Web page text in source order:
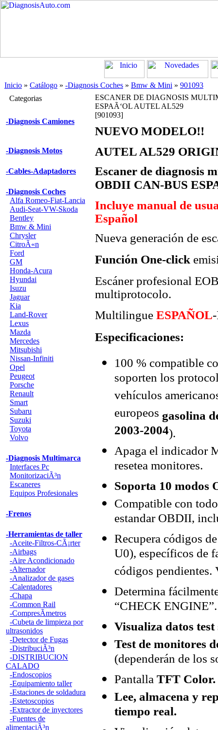
Inicio » Catálogo » -Diagnosis Coches » Bmw & Mini » 901093
Categorias
-Diagnosis Camiones
-Diagnosis Motos
-Cables-Adaptadores
-Diagnosis Coches
Alfa Romeo-Fiat-Lancia
Audi-Seat-VW-Skoda
Bentley
Bmw & Mini
Chrysler
CitroÃ«n
Ford
GM
Honda-Acura
Hyundai
Isuzu
Jaguar
Kia
Land-Rover
Lexus
Mazda
Mercedes
Mitsubishi
Nissan-Infiniti
Opel
Peugeot
Porsche
Renault
Smart
Subaru
Suzuki
Toyota
Volvo
-Diagnosis Multimarca
Interfaces Pc
MonitorizaciÃ³n
Escaneres
Equipos Profesionales
-Frenos
-Herramientas de taller
-Aceite-Filtros-CÃ¡rter
-Airbags
-Aire Acondicionado
-Alternador
-Analizador de gases
-Calentadores
-Chapa
-Common Rail
-CompresÃ­metros
-Cubeta de limpieza por
ultrasonidos
-Detector de Fugas
-DistribuciÃ³n
-DISTRIBUCION
CALADO
-Endoscopios
-Equipamiento taller
-Estaciones de soldadura
-Estetoscopios
-Extractor de inyectores
-Fuentes de
alimentaciÃ³n
ESCANER DE DIAGNOSIS
ESPAÃ‘OL AUTEL AL529
[901093]
NUEVO MODELO!!
AUTEL AL529
Escaner de diagnosis
OBDII CAN-BUS
Incluye manual de
Español
Nueva generación de
Función One-click
Escáner profesional
multiprotocolo.
Multilingue ESPAÑOL
Especificaciones:
100 % compatible
soporten los
vehículos
europeos gasolina
2003-2004).
Apaga el indicador
resetea monitores.
Soporta 10 modos
Compatible con
estandar OBDII,
Recupera códigos
U0), específicos de
códigos pendientes.
Determina
“CHECK
Visualiza datos test
Test de monitores
(dependerán de los
Pantalla TFT Color.
Lee, almacena y
tiempo real.